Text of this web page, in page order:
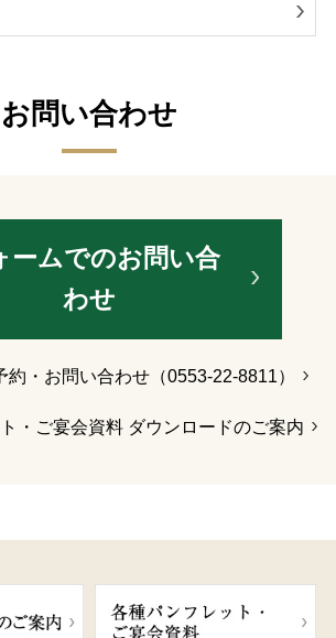
お問い合わせ
ームでのお問い合
わせ
約・お問い合わせ（0553-22-8811）
・ご宴会資料 ダウンロードのご案内